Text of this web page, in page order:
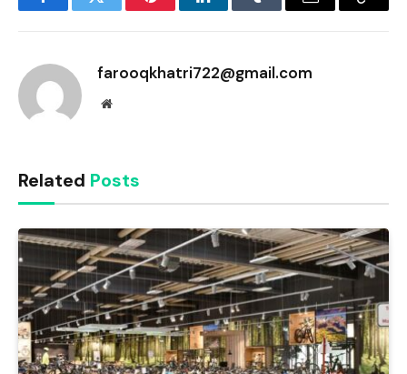
FacebookTwitter PinterestLinkedInTumblr Email
Copy
farooqkhatri722@gmail.com
Website
Related Posts